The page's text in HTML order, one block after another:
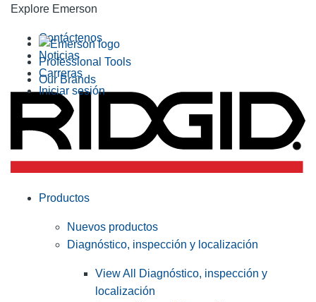
Explore Emerson
Professional Tools
Our Brands
Contáctenos
Noticias
Carreras
Iniciar sesión
Productos
Nuevos productos
Diagnóstico, inspección y localización
View All Diagnóstico, inspección y
localización